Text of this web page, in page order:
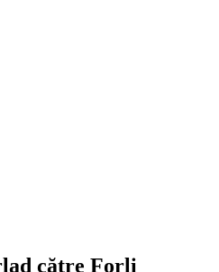
către Forli